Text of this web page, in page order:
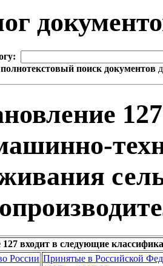
поиск документов
127 входит в следующие
России Принятые в Российской